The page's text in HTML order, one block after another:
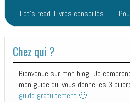
Let’s read! Livres conseillés
Chez qui ?
Bienvenue sur mon blog "Je
mon guide qui vous donne les 3
guide gratuitement 🙂